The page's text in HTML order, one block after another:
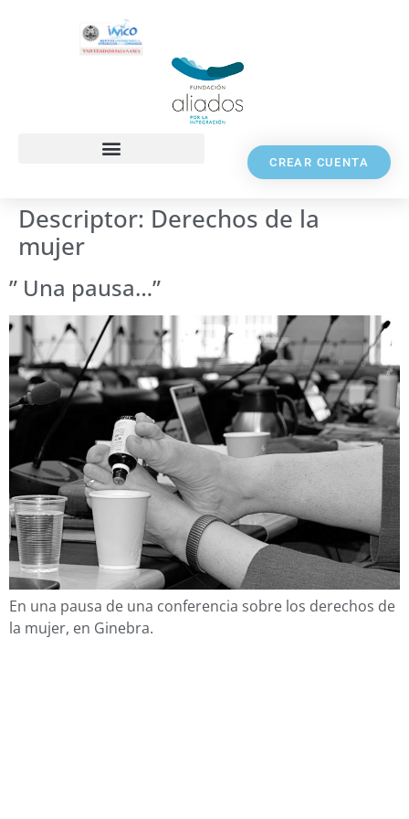
CREAR CUENTA
Descriptor: Derechos de la
mujer
” Una pausa…”
En una pausa de una conferencia sobre los derechos de
la mujer, en Ginebra.